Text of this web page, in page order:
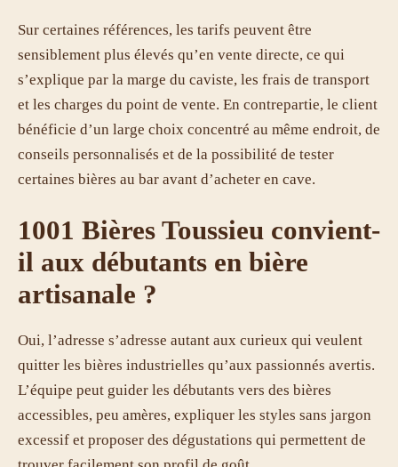
Sur certaines références, les tarifs peuvent être
sensiblement plus élevés qu’en vente directe, ce qui
s’explique par la marge du caviste, les frais de transport
et les charges du point de vente. En contrepartie, le client
bénéficie d’un large choix concentré au même endroit, de
conseils personnalisés et de la possibilité de tester
certaines bières au bar avant d’acheter en cave.
1001 Bières Toussieu convient-
il aux débutants en bière
artisanale ?
Oui, l’adresse s’adresse autant aux curieux qui veulent
quitter les bières industrielles qu’aux passionnés avertis.
L’équipe peut guider les débutants vers des bières
accessibles, peu amères, expliquer les styles sans jargon
excessif et proposer des dégustations qui permettent de